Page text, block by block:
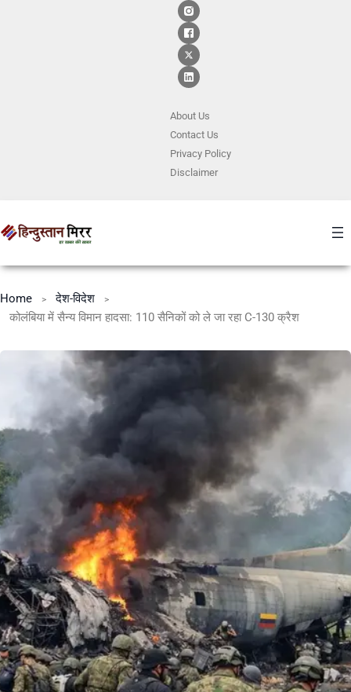
About Us
ContactUs
Privacy Policy
Disclaimer
Home
देश-विदेश
कोलंबिया में सैन्य विमान हादसा: 110 सैनिकों को ले जा रहा C-130 क्रैश